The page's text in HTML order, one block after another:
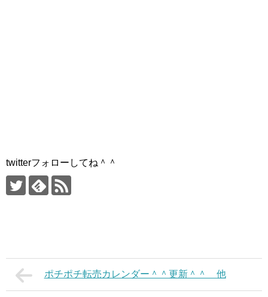
twitterフォローしてね＾＾
ポチポチ転売カレンダー＾＾更新＾＾ 他